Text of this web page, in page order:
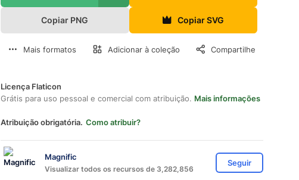
Copiar PNG Copiar SVG
Mais formatos Adicionar à coleção Compartilhe
Licença Flaticon
Grátis para uso pessoal e comercial com atribuição. Mais informações
Atribuição obrigatória. Como atribuir?
Magnific
Visualizar todos os recursos de 3,282,856
Seguir